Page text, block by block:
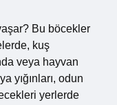
Bu böcekler
kuş
veya hayvan
yığınları, odun
yerlerde